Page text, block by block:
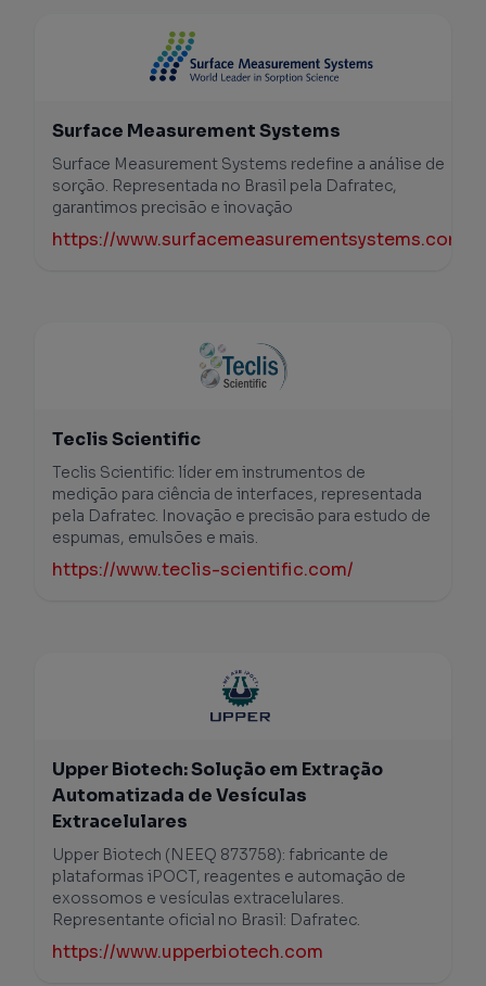
Surface Measurement Systems
Surface Measurement Systems redefine a análise de
sorção. Representada no Brasil pela Dafratec,
garantimos precisão e inovação
https://www.surfacemeasurementsystems.com/
Teclis Scientific
Teclis Scientific: líder em instrumentos de
medição para ciência de interfaces, representada
pela Dafratec. Inovação e precisão para estudo de
espumas, emulsões e mais.
https://www.teclis-scientific.com/
Upper Biotech: Solução em Extração
Automatizada de Vesículas
Extracelulares
Upper Biotech (NEEQ 873758): fabricante de
plataformas iPOCT, reagentes e automação de
exossomos e vesículas extracelulares.
Representante oficial no Brasil: Dafratec.
https://www.upperbiotech.com